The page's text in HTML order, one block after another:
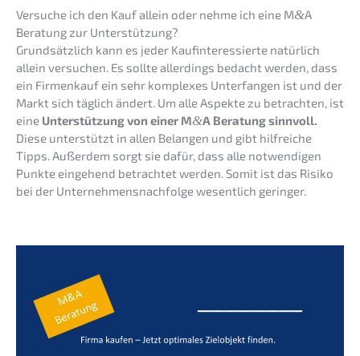
Versu­che ich den Kauf allein oder nehme ich eine M&A
Beratung zur Unterstützung?
Grund­sätz­lich kann es jeder Kaufin­ter­es­sier­te natür­lich
allein versu­chen. Es sollte aller­dings bedacht werden, dass
ein Firmen­kauf ein sehr komple­xes Unter­fan­gen ist und der
Markt sich täglich ändert. Um alle Aspek­te zu betrach­ten, ist
eine Unter­stüt­zung von einer M&A Beratung sinnvoll.
Diese unter­stützt in allen Belan­gen und gibt hilfrei­che
Tipps. Außer­dem sorgt sie dafür, dass alle notwen­di­gen
Punkte einge­hend betrach­tet werden. Somit ist das Risiko
bei der Unternehmens­nachfolge wesent­lich geringer.